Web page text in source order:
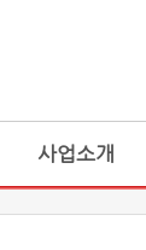
사업소개